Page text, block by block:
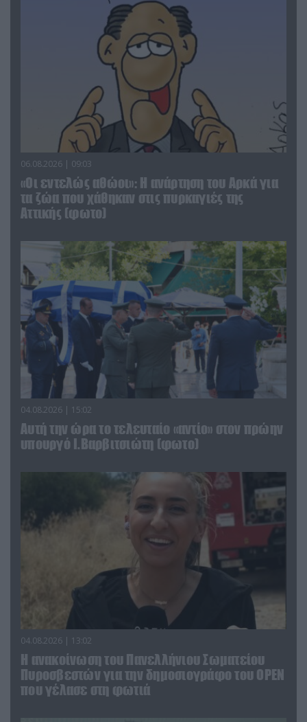
06.08.2026 | 09:03
«Οι εντελώς αθώοι»: Η ανάρτηση του Αρκά για
τα ζώα που χάθηκαν στις πυρκαγιές της
Αττικής (φωτο)
04.08.2026 | 15:02
Αυτή την ώρα το τελευταίο «αντίο» στον πρώην
υπουργό Ι.Βαρβιτσιώτη (φωτο)
04.08.2026 | 13:02
Η ανακοίνωση του Πανελλήνιου Σωματείου
Πυροσβεστών για την δημοσιογράφο του OPEN
που γέλασε στη φωτιά